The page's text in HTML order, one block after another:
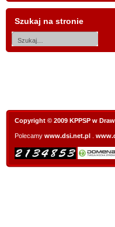
Szukaj na stronie
Copyright © 2009 KPPSP w
Polecamy www.dsi.net.pl